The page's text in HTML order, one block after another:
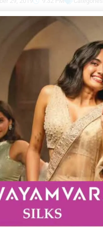
ജോലി വാഗ്ദാനം
തോട്ടവാരം
അറസ്റ്റ്
ബന്ധമുണ്ടെന്നും
പറഞ്ഞ് വിശ്വസിപ്പിച്ച്
നൽകിയ
ഗവൺമെൻറ് സ്കൂളുകളുടെ
അഭിജിത്തിൻറ
കിളിമാനൂരിൽ
വ്യാജ ഐഡി